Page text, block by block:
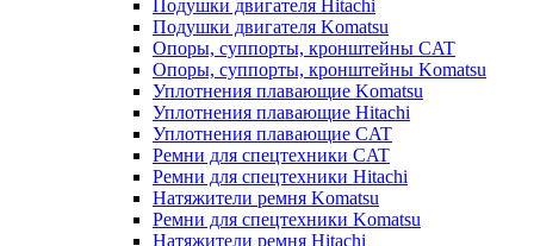
Подушки двигателя Hitachi
Подушки двигателя Komatsu
Опоры, суппорты, кронштейны CAT
Опоры, суппорты, кронштейны Komatsu
Уплотнения плавающие Komatsu
Уплотнения плавающие Hitachi
Уплотнения плавающие CAT
Ремни для спецтехники CAT
Ремни для спецтехники Hitachi
Натяжители ремня Komatsu
Ремни для спецтехники Komatsu
Натяжители ремня Hitachi